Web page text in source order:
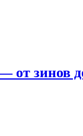
от зинов